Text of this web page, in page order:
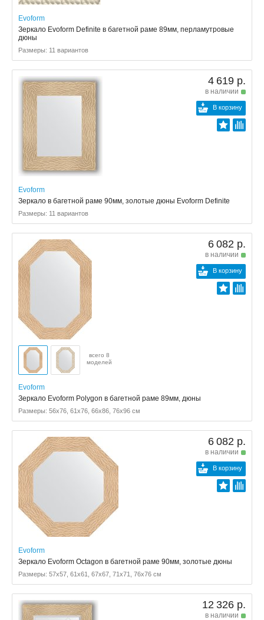
Evoform
Зеркало Evoform Definite в багетной раме 89мм, перламутровые
дюны
Размеры: 11 вариантов
4 619 р.
в наличии
В корзину
Evoform
Зеркало в багетной раме 90мм, золотые дюны Evoform Definite
Размеры: 11 вариантов
6 082 р.
в наличии
В корзину
всего 8
моделей
Evoform
Зеркало Evoform Polygon в багетной раме 89мм, дюны
Размеры: 56x76, 61x76, 66x86, 76x96 см
6 082 р.
в наличии
В корзину
Evoform
Зеркало Evoform Octagon в багетной раме 90мм, золотые дюны
Размеры: 57x57, 61x61, 67x67, 71x71, 76x76 см
12 326 р.
в наличии